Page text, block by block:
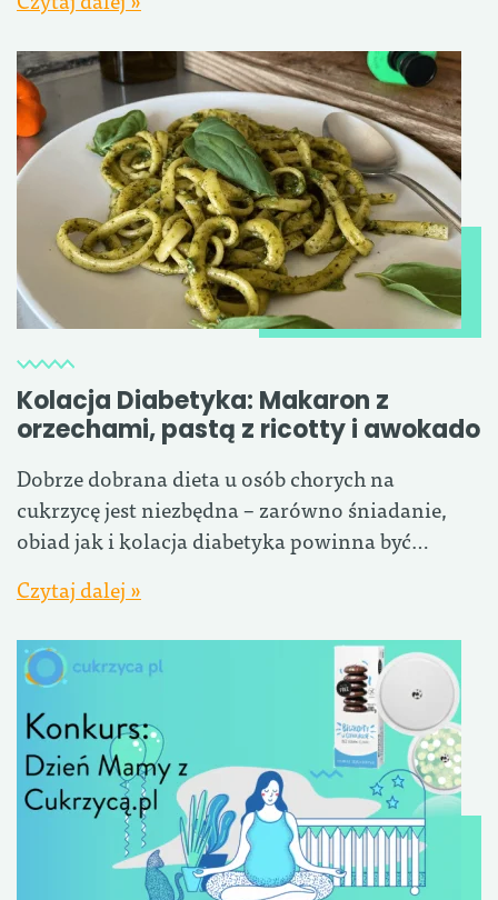
Kolacja Diabetyka: Makaron z
orzechami, pastą z ricotty i awokado
Dobrze dobrana dieta u osób chorych na
cukrzycę jest niezbędna – zarówno śniadanie,
obiad jak i kolacja diabetyka powinna być…
Czytaj dalej »